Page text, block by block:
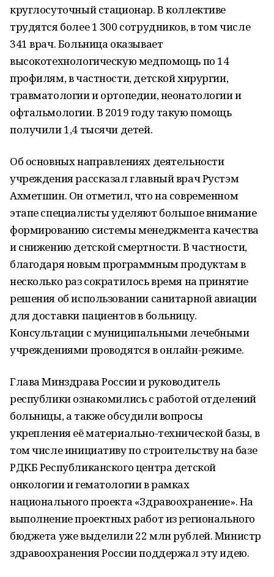
круглосуточный стационар. В коллективе
трудятся более 1 300 сотрудников, в том числе
341 врач. Больница оказывает
высокотехнологическую медпомощь по 14
профилям, в частности, детской хирургии,
травматологии и ортопедии, неонатологии и
офтальмологии. В 2019 году такую помощь
получили 1,4 тысячи детей.
Об основных направлениях деятельности
учреждения рассказал главный врач Рустэм
Ахметшин. Он отметил, что на современном
этапе специалисты уделяют большое внимание
формированию системы менеджмента качества
и снижению детской смертности. В частности,
благодаря новым программным продуктам в
несколько раз сократилось время на принятие
решения об использовании санитарной авиации
для доставки пациентов в больницу.
Консультации с муниципальными лечебными
учреждениями проводятся в онлайн-режиме.
Глава Минздрава России и руководитель
республики ознакомились с работой отделений
больницы, а также обсудили вопросы
укрепления её материально-технической базы, в
том числе инициативу по строительству на базе
РДКБ Республиканского центра детской
онкологии и гематологии в рамках
национального проекта «Здравоохранение». На
выполнение проектных работ из регионального
бюджета уже выделили 22 млн рублей. Министр
здравоохранения России поддержал эту идею.